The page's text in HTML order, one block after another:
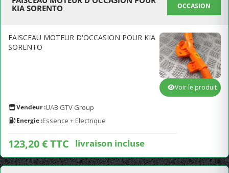
KIA SORENTO
OCCASION
FAISCEAU MOTEUR D'OCCASION POUR KIA
SORENTO
Vendeur :UAB GTV Group
Energie :Essence + Electrique
123,20 € TTC livraison incluse
Voir le produit